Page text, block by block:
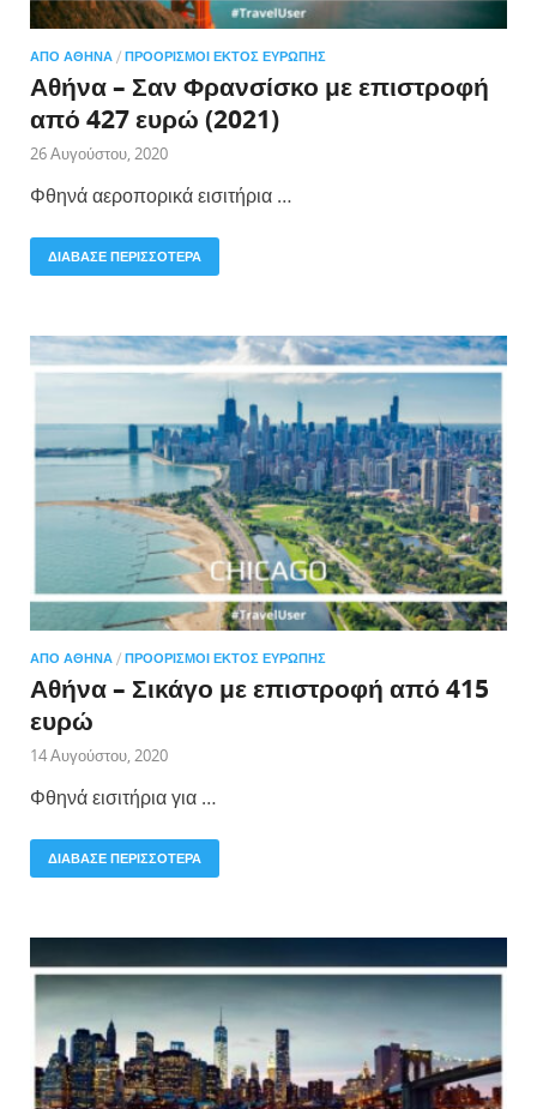
ΑΠΌ ΑΘΉΝΑ / ΠΡΟΟΡΙΣΜΟΊ ΕΚΤΌΣ ΕΥΡΏΠΗΣ
Αθήνα – Σαν Φρανσίσκο με επιστροφή
από 427 ευρώ (2021)
26 Αυγούστου, 2020
Φθηνά αεροπορικά εισιτήρια …
ΔΙΑΒΑΣΕ ΠΕΡΙΣΣΟΤΕΡΑ
ΑΠΌ ΑΘΉΝΑ / ΠΡΟΟΡΙΣΜΟΊ ΕΚΤΌΣ ΕΥΡΏΠΗΣ
Αθήνα – Σικάγο με επιστροφή από 415
ευρώ
14 Αυγούστου, 2020
Φθηνά εισιτήρια για …
ΔΙΑΒΑΣΕ ΠΕΡΙΣΣΟΤΕΡΑ